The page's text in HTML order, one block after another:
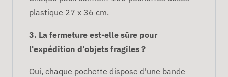
plastique 27 x 36 cm.
3. La fermeture est-elle sûre pour
l'expédition d'objets fragiles ?
Oui, chaque pochette dispose d'une bande